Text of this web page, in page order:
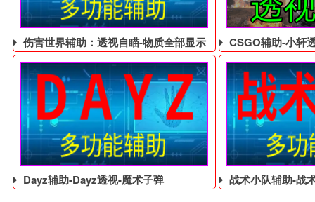
伤害世界辅助：透视自瞄-物质全部显示 CSGO辅助-小轩
Dayz辅助-Dayz透视-魔术子弹 战术小队辅助-战